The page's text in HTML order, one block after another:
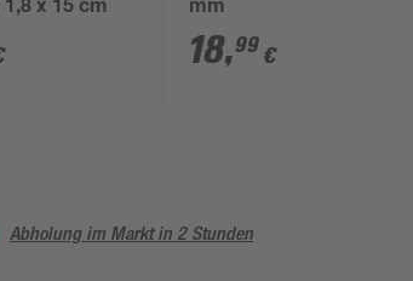
x 15 cm
mm
18,99 €
Abholung im Markt in 2 Stunden